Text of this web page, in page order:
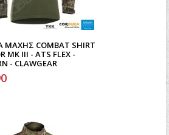
COMBAT SHIRT
MK III - ATS FLEX -
- CLAWGEAR